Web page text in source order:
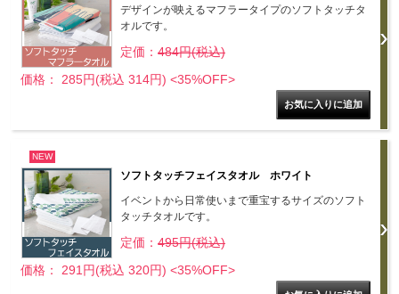
デザインが映えるマフラータイプのソフトタッチタ
オルです。
定価： 484円(税込)
価格： 285円(税込 314円) <35%OFF>
NEW
ソフトタッチフェイスタオル ホワイト
イベントから日常使いまで重宝するサイズのソフト
タッチタオルです。
定価： 495円(税込)
価格： 291円(税込 320円) <35%OFF>